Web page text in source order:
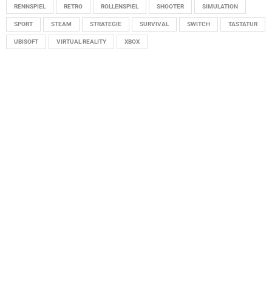
RENNSPIEL RETRO ROLLENSPIEL SHOOTER SIMULATION
SPORT STEAM STRATEGIE SURVIVAL SWITCH TASTATUR
UBISOFT VIRTUAL REALITY XBOX